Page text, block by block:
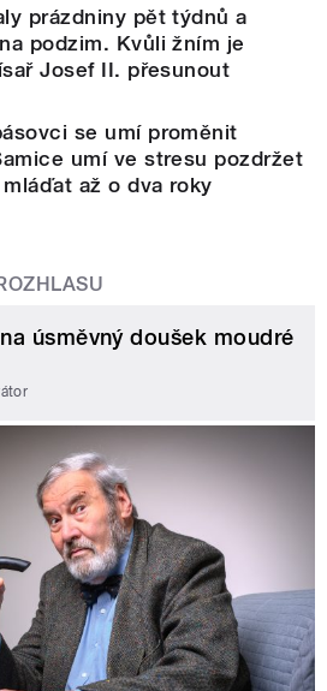
prázdniny pět týdnů a
podzim. Kvůli žním je
Josef II. přesunout
se umí proměnit
umí ve stresu pozdržet
až o dva roky
úsměvný doušek moudré